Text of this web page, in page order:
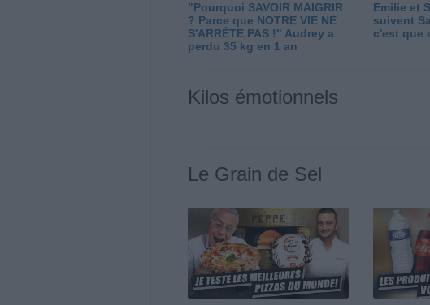
"Pourquoi SAVOIR MAIGRIR
? Parce que NOTRE VIE NE
S'ARRÊTE PAS !" Audrey a
perdu 35 kg en 1 an
Emilie et
suivent
c'est que
Kilos émotionnels
Le Grain de Sel